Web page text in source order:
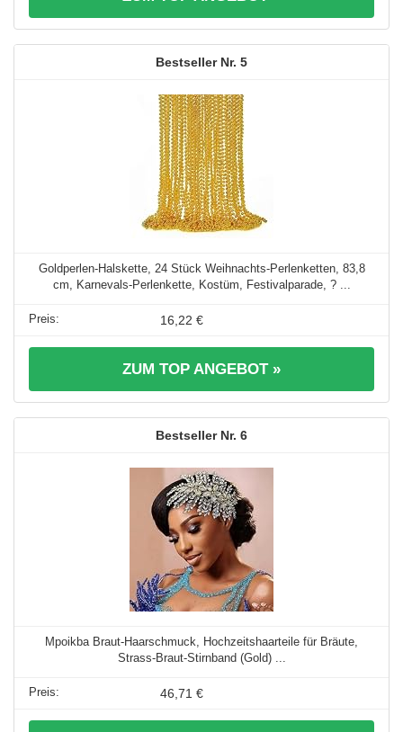
5
Goldperlen-Halskette, 24 Stück Weihnachts-Perlenketten, 83,8
cm, Karnevals-Perlenkette, Kostüm, Festivalparade, ? ...
16,22 €
ZUM TOP ANGEBOT »
6
Mpoikba Braut-Haarschmuck, Hochzeitshaarteile für Bräute,
Strass-Braut-Stirnband (Gold) ...
46,71 €